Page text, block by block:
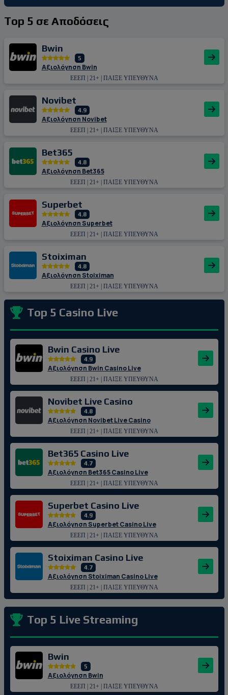
Top 5 σε Αποδόσεις
Bwin
5
Αξιολόγηση Bwin
ΕΕΕΠ | 21+ | ΠΑΙΞΕ ΥΠΕΥΘΥΝΑ
Novibet
4.9
Αξιολόγηση Novibet
ΕΕΕΠ | 21+ | ΠΑΙΞΕ ΥΠΕΥΘΥΝΑ
Bet365
4.8
Αξιολόγηση Bet365
ΕΕΕΠ | 21+ | ΠΑΙΞΕ ΥΠΕΥΘΥΝΑ
Superbet
4.8
Αξιολόγηση Superbet
ΕΕΕΠ | 21+ | ΠΑΙΞΕ ΥΠΕΥΘΥΝΑ
Stoiximan
4.8
Αξιολόγηση Stoiximan
ΕΕΕΠ | 21+ | ΠΑΙΞΕ ΥΠΕΥΘΥΝΑ
Top 5 Casino Live
Bwin Casino Live
4.9
Αξιολόγηση Bwin Casino Live
ΕΕΕΠ | 21+ | ΠΑΙΞΕ ΥΠΕΥΘΥΝΑ
Novibet Live Casino
4.8
Αξιολόγηση Novibet Live Casino
ΕΕΕΠ | 21+ | ΠΑΙΞΕ ΥΠΕΥΘΥΝΑ
Bet365 Casino Live
4.7
Αξιολόγηση Bet365 Casino Live
ΕΕΕΠ | 21+ | ΠΑΙΞΕ ΥΠΕΥΘΥΝΑ
Superbet Casino Live
4.9
Αξιολόγηση Superbet Casino Live
ΕΕΕΠ | 21+ | ΠΑΙΞΕ ΥΠΕΥΘΥΝΑ
Stoiximan Casino Live
4.7
Αξιολόγηση Stoiximan Casino Live
ΕΕΕΠ | 21+ | ΠΑΙΞΕ ΥΠΕΥΘΥΝΑ
Top 5 Live Streaming
Bwin
5
Αξιολόγηση Bwin
ΕΕΕΠ | 21+ | ΠΑΙΞΕ ΥΠΕΥΘΥΝΑ